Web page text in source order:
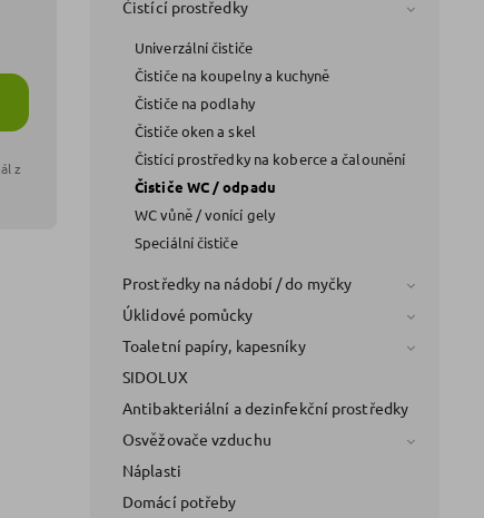
Čistící prostředky
Univerzální čističe
Čističe na koupelny a kuchyně
Čističe na podlahy
Čističe oken a skel
Čistící prostředky na koberce a čalounění
Čističe WC / odpadu
WC vůně / vonící gely
Speciální čističe
Prostředky na nádobí / do myčky
Úklidové pomůcky
Toaletní papíry, kapesníky
SIDOLUX
Antibakteriální a dezinfekční prostředky
Osvěžovače vzduchu
Náplasti
Domácí potřeby